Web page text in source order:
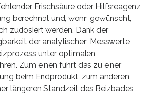
Frischsäure oder Hilfsreagenz
berechnet und, wenn gewünscht,
zudosiert werden. Dank der
der analytischen Messwerte
unter optimalen
Zum einen führt das zu einer
beim Endprodukt, zum anderen
längeren Standzeit des Beizbades